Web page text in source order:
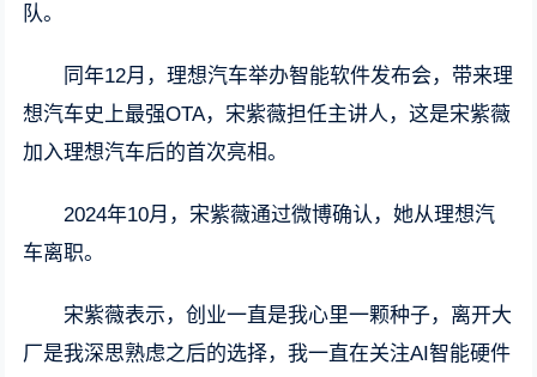
队。
同年12月，理想汽车举办智能软件发布会，带来理
想汽车史上最强OTA，宋紫薇担任主讲人，这是宋紫薇
加入理想汽车后的首次亮相。
2024年10月，宋紫薇通过微博确认，她从理想汽
车离职。
宋紫薇表示，创业一直是我心里一颗种子，离开大
厂是我深思熟虑之后的选择，我一直在关注AI智能硬件